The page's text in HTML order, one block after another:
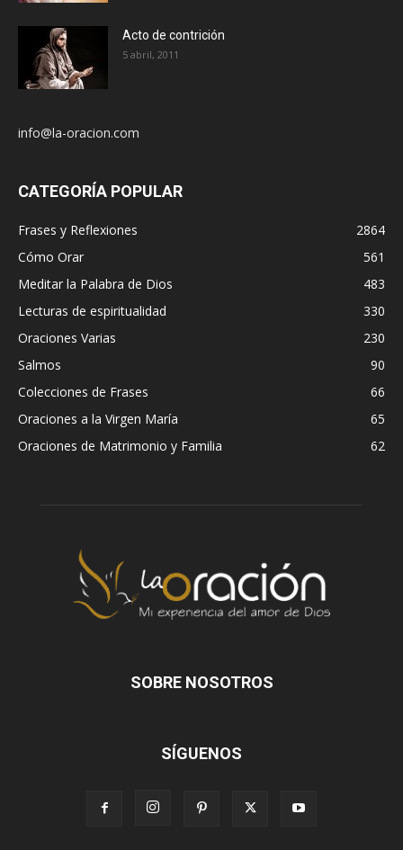
Acto de contrición
5 abril, 2011
info@la-oracion.com
CATEGORÍA POPULAR
Frases y Reflexiones
2864
Cómo Orar
561
Meditar la Palabra de Dios
483
Lecturas de espiritualidad
330
Oraciones Varias
230
Salmos
90
Colecciones de Frases
66
Oraciones a la Virgen María
65
Oraciones de Matrimonio y Familia
62
SOBRE NOSOTROS
SÍGUENOS